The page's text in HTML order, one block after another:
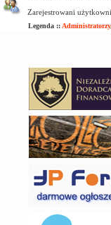
Zarejestrowani
Legenda :: Administratorzy,